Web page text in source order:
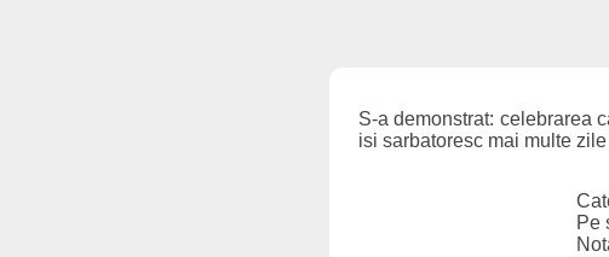
S-a demonstrat: celebrarea
isi sarbatoresc mai multe
Pe